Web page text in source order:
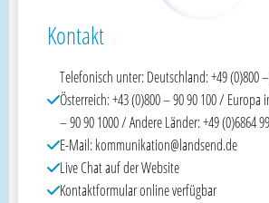
Kontakt
Telefonisch unter: Deutschland: +49 (0)800
Österreich: +43 (0)800 – 90 90 100 / Europa
– 90 90 1000 / Andere Länder: +49 (0)6864
E-Mail: kommunikation@landsend.de
Live Chat auf der Website
Kontaktformular online verfügbar